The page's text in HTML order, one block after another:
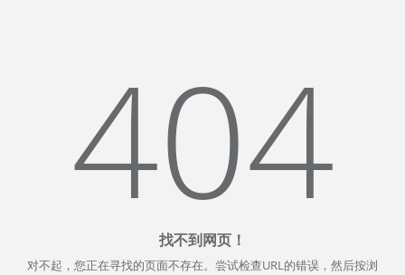
404
找不到网页！
对不起，您正在寻找的页面不存在。尝试检查URL的错误，然后按浏